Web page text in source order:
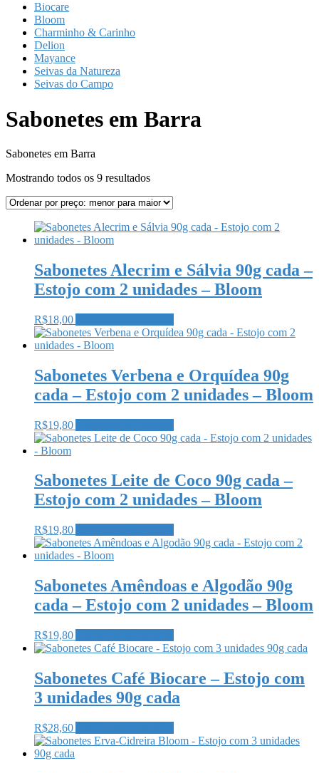
Biocare
Bloom
Charminho & Carinho
Delion
Mayance
Seivas da Natureza
Seivas do Campo
Sabonetes em Barra
Sabonetes em Barra
Mostrando todos os 9 resultadosClassificado
preço:
para
Sabonetes Alecrim e Sálvia 90g cada –
Estojo com 2 unidades – Bloom
R$18,00
Sabonetes Verbena e Orquídea 90g
cada – Estojo com 2 unidades – Bloom
R$19,80
Sabonetes Leite de Coco 90g cada –
Estojo com 2 unidades – Bloom
R$19,80
Sabonetes Amêndoas e Algodão 90g
cada – Estojo com 2 unidades – Bloom
R$19,80
Sabonetes Café Biocare – Estojo com
3 unidades 90g cada
R$28,60